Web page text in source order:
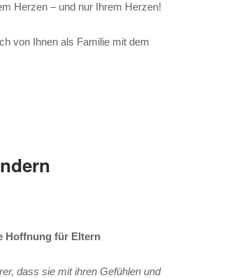
Herzen – und nur Ihrem Herzen!
von Ihnen als Familie mit dem
Hoffnung für Eltern
dass sie mit ihren Gefühlen und